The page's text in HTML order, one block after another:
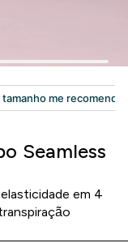
Seamless
em 4